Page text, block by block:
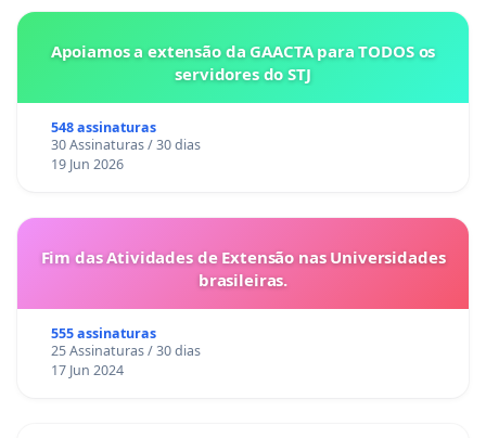
Apoiamos a extensão da GAACTA para TODOS os
servidores do STJ
548 assinaturas
30 Assinaturas / 30 dias
19 Jun 2026
Fim das Atividades de Extensão nas Universidades
brasileiras.
555 assinaturas
25 Assinaturas / 30 dias
17 Jun 2024